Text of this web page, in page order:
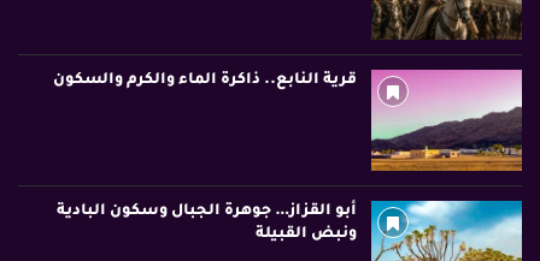
قرية النابع.. ذاكرة الماء والكرم والسكون
أبو القزاز… جوهرة الجبال وسكون البادية
ونبض القبيلة